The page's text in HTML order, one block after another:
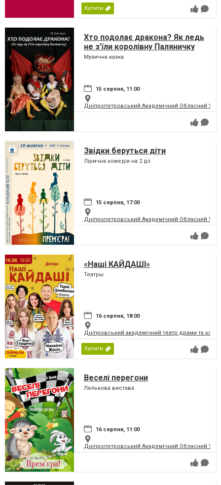
Купити
Хто подолає дракона? Як ледь
не з’їли королівну Паляничку
Музична казка
15 серпня, 11:00
Дніпропетровський Академічний Обласний
Звідки беруться діти
Лірична комедія на 2 дії
15 серпня, 17:00
Дніпропетровський Академічний Обласний
«Наші КАЙДАШІ»
Театры
16 серпня, 18:00
Дніпровський академічний театр драми та
Купити
Веселі перегони
Лялькова вистава
16 серпня, 11:00
Дніпропетровський Академічний Обласний